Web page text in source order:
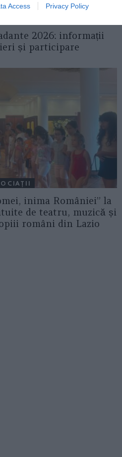
Access Privacy Policy
2026: informații
și participare
inima României” la
de teatru, muzică și
români din Lazio